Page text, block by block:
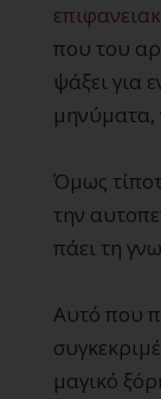
που του
ψάξει για
μηνύματα,
Όμως
την
πάει τη
Αυτό που
μαγικό